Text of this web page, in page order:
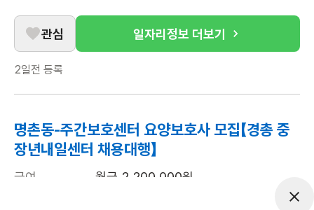
관심 일자리정보 더보기
2일전 등록
명촌동-주간보호센터 요양보호사 모집【경총 중
장년내일센터 채용대행】
급여
월급 2,200,000원